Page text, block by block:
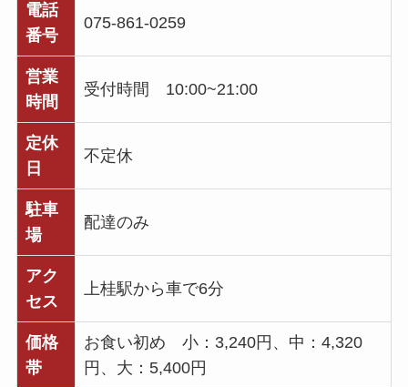
電話
番号
075-861-0259
営業
時間
受付時間 10:00~21:00
定休
日
不定休
駐車
場
配達のみ
アク
セス
上桂駅から車で6分
価格
帯
お食い初め 小：3,240円、中：4,320
円、大：5,400円